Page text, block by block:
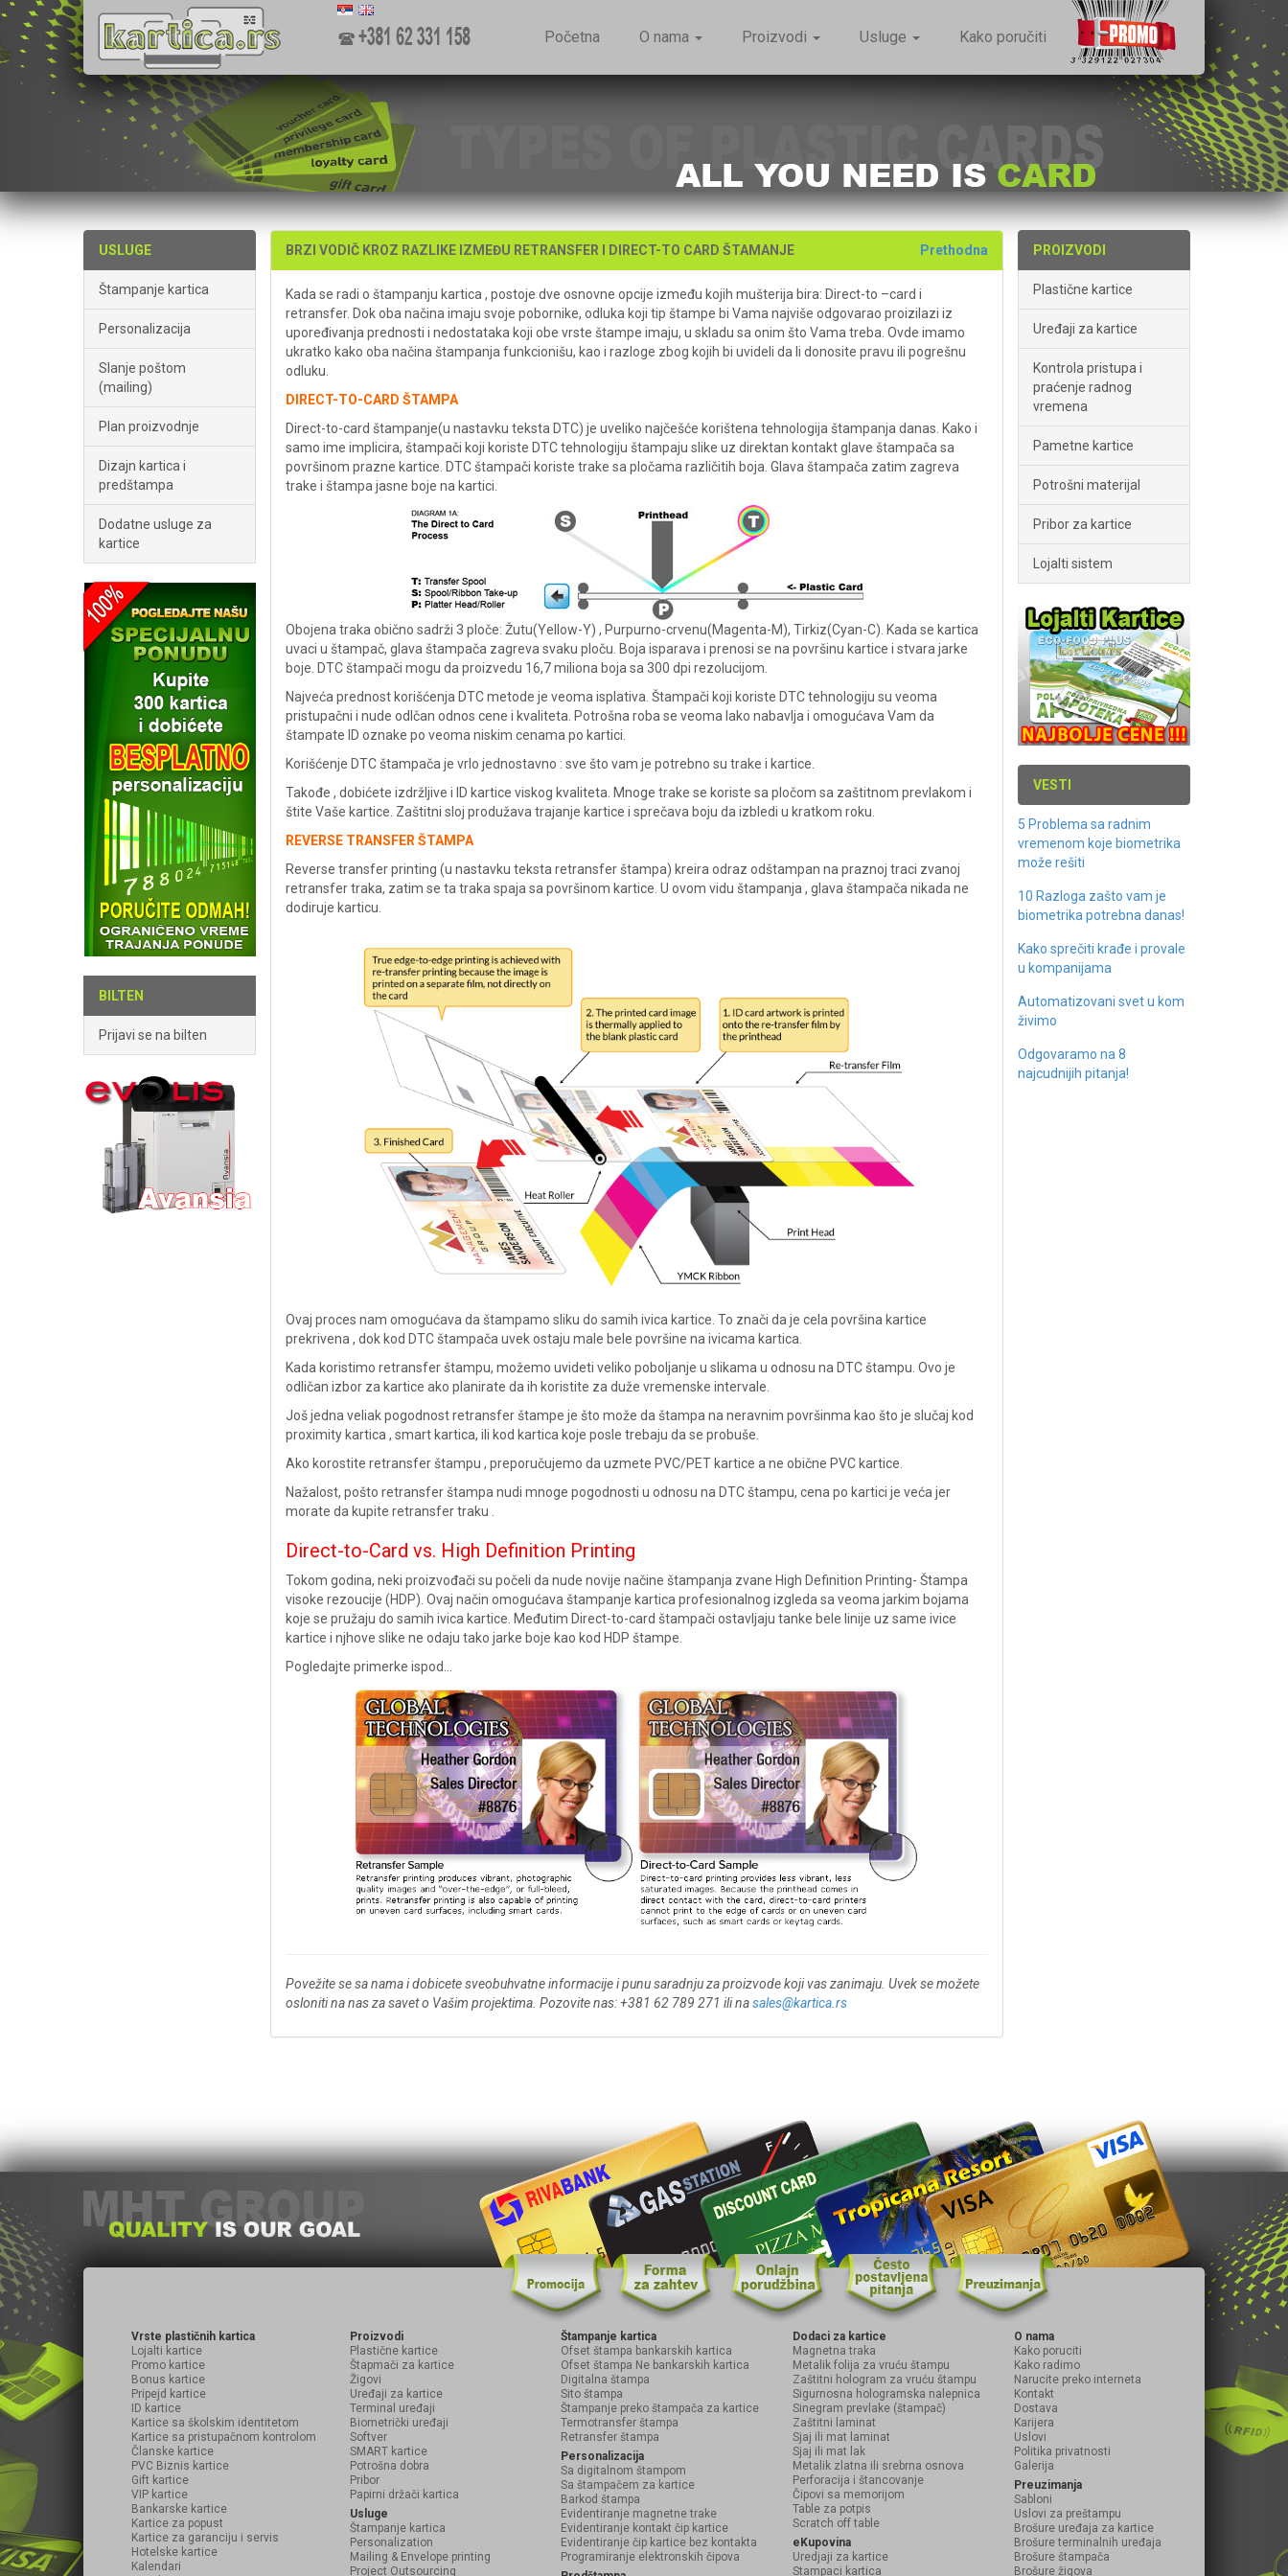
Početna O nama Proizvodi Usluge Kako poručiti
USLUGE
Štampanje kartica
Personalizacija
Slanje poštom
(mailing)
Plan proizvodnje
Dizajn kartica i
predštampa
Dodatne usluge za
kartice
BILTEN
Prijavi se na bilten
BRZI VODIČ KROZ RAZLIKE IZMEĐU RETRANSFER I DIRECT-TO CARD ŠTAMANJE Prethodna
Kada se radi o štampanju kartica , postoje dve osnovne opcije između kojih mušterija bira: Direct-to –card i
retransfer. Dok oba načina imaju svoje pobornike, odluka koji tip štampe bi Vama najviše odgovarao proizilazi iz
upoređivanja prednosti i nedostataka koji obe vrste štampe imaju, u skladu sa onim što Vama treba. Ovde imamo
ukratko kako oba načina štampanja funkcionišu, kao i razloge zbog kojih bi uvideli da li donosite pravu ili pogrešnu
odluku.
DIRECT-TO-CARD ŠTAMPA
Direct-to-card štampanje(u nastavku teksta DTC) je uveliko najčešće korištena tehnologija štampanja danas. Kako i
samo ime implicira, štampači koji koriste DTC tehnologiju štampaju slike uz direktan kontakt glave štampača sa
površinom prazne kartice. DTC štampači koriste trake sa pločama različitih boja. Glava štampača zatim zagreva
trake i štampa jasne boje na kartici.
Obojena traka obično sadrži 3 ploče: Žutu(Yellow-Y) , Purpurno-crvenu(Magenta-M), Tirkiz(Cyan-C). Kada se kartica
uvaci u štampač, glava štampača zagreva svaku ploču. Boja isparava i prenosi se na površinu kartice i stvara jarke
boje. DTC štampači mogu da proizvedu 16,7 miliona boja sa 300 dpi rezolucijom.
Najveća prednost korišćenja DTC metode je veoma isplativa. Štampači koji koriste DTC tehnologiju su veoma
pristupačni i nude odlčan odnos cene i kvaliteta. Potrošna roba se veoma lako nabavlja i omogućava Vam da
štampate ID oznake po veoma niskim cenama po kartici.
Korišćenje DTC štampača je vrlo jednostavno : sve što vam je potrebno su trake i kartice.
Takođe , dobićete izdržljive i ID kartice viskog kvaliteta. Mnoge trake se koriste sa pločom sa zaštitnom prevlakom i
štite Vaše kartice. Zaštitni sloj produžava trajanje kartice i sprečava boju da izbledi u kratkom roku.
REVERSE TRANSFER ŠTAMPA
Reverse transfer printing (u nastavku teksta retransfer štampa) kreira odraz odštampan na praznoj traci zvanoj
retransfer traka, zatim se ta traka spaja sa površinom kartice. U ovom vidu štampanja , glava štampača nikada ne
dodiruje karticu.
Ovaj proces nam omogućava da štampamo sliku do samih ivica kartice. To znači da je cela površina kartice
prekrivena , dok kod DTC štampača uvek ostaju male bele površine na ivicama kartica.
Kada koristimo retransfer štampu, možemo uvideti veliko poboljanje u slikama u odnosu na DTC štampu. Ovo je
odličan izbor za kartice ako planirate da ih koristite za duže vremenske intervale.
Još jedna veliak pogodnost retransfer štampe je što može da štampa na neravnim površinma kao što je slučaj kod
proximity kartica , smart kartica, ili kod kartica koje posle trebaju da se probuše.
Ako korostite retransfer štampu , preporučujemo da uzmete PVC/PET kartice a ne obične PVC kartice.
Nažalost, pošto retransfer štampa nudi mnoge pogodnosti u odnosu na DTC štampu, cena po kartici je veća jer
morate da kupite retransfer traku .
Direct-to-Card vs. High Definition Printing
Tokom godina, neki proizvođači su počeli da nude novije načine štampanja zvane High Definition Printing- Štampa
visoke rezoucije (HDP). Ovaj način omogućava štampanje kartica profesionalnog izgleda sa veoma jarkim bojama
koje se pružaju do samih ivica kartice. Međutim Direct-to-card štampači ostavljaju tanke bele linije uz same ivice
kartice i njhove slike ne odaju tako jarke boje kao kod HDP štampe.
Pogledajte primerke ispod...
Povežite se sa nama i dobicete sveobuhvatne informacije i punu saradnju za proizvode koji vas zanimaju. Uvek se možete
osloniti na nas za savet o Vašim projektima. Pozovite nas: +381 62 789 271 ili nasales@kartica.rs
PROIZVODI
Plastične kartice
Uređaji za kartice
Kontrola pristupa i
praćenje radnog
vremena
Pametne kartice
Potrošni materijal
Pribor za kartice
Lojalti sistem
VESTI
5 Problema sa radnim
vremenom koje biometrika
može rešiti
10 Razloga zašto vam je
biometrika potrebna danas!
Kako sprečiti krađe i provale
u kompanijama
Automatizovani svet u kom
živimo
Odgovaramo na 8
najcudnijih pitanja!
Vrste plastičnih kartica
Lojalti kartice
Promo kartice
Bonus kartice
Pripejd kartice
ID kartice
Kartice sa školskim identitetom
Kartice sa pristupačnom kontrolom
Članske kartice
PVC Biznis kartice
Gift kartice
VIP kartice
Bankarske kartice
Kartice za popust
Kartice za garanciju i servis
Hotelske kartice
Kalendari
Proizvodi
Plastične kartice
Štapmači za kartice
Žigovi
Uređaji za kartice
Terminal uređaji
Biometrički uređaji
Softver
SMART kartice
Potrošna dobra
Pribor
Papirni držači kartica
Usluge
Štampanje kartica
Personalization
Mailing & Envelope printing
Project Outsourcing
Štampanje kartica
Ofset štampa bankarskih kartica
Ofset štampa Ne bankarskih kartica
Digitalna štampa
Sito štampa
Štampanje preko štampača za kartice
Termotransfer štampa
Retransfer štampa
Personalizacija
Sa digitalnom štampom
Sa štampačem za kartice
Barkod štampa
Evidentiranje magnetne trake
Evidentiranje kontakt čip kartice
Evidentiranje čip kartice bez kontakta
Programiranje elektronskih čipova
Dodaci za kartice
Magnetna traka
Metalik folija za vruću štampu
Zaštitni hologram za vruću štampu
Sigurnosna hologramska nalepnica
Sinegram prevlake (štampač)
Zaštitni laminat
Sjaj ili mat laminat
Sjaj ili mat lak
Metalik zlatna ili srebrna osnova
Perforacija i štancovanje
Čipovi sa memorijom
Table za potpis
Scratch off table
eKupovina
Uredjaji za kartice
Stampaci kartica
O nama
Kako poruciti
Kako radimo
Narucite preko interneta
Kontakt
Dostava
Karijera
Uslovi
Politika privatnosti
Galerija
Preuzimanja
Sabloni
Uslovi za preštampu
Brošure uređaja za kartice
Brošure terminalnih uređaja
Brošure štampača
Brošure žigova